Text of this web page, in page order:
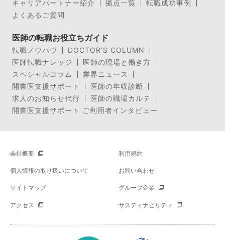
キャリアパートナー紹介
拠点一覧
転職成功事例
よくあるご質問
医師の転職お役立ちガイド
転職ノウハウ
DOCTOR’S COLUMN
医師転職ナレッジ
医師の現場と働き方
スペシャルコラム
業界ニュース
開業医支援サポート
医師の年収診断
求人のお知らせ代行
医師の職場カルテ
開業医支援サポート ご利用者インタビュー
会社概要 利用規約
個人情報の取り扱いについて お問い合わせ
サイトマップ グループ企業
アクセス サスティナビリティ